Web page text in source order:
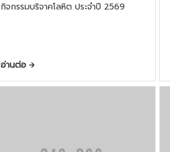
กิจกรรมบริจาคโลหิต ประจำปี 2569
อ่านต่อ